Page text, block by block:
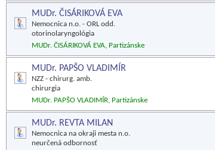
MUDr. ČISÁRIKOVÁ EVA
Nemocnica n.o. - ORL odd.
otorinolaryngológia
MUDr. ČISÁRIKOVÁ EVA, Partizánske
MUDr. PAPŠO VLADIMÍR
NZZ - chirurg. amb.
chirurgia
MUDr. PAPŠO VLADIMÍR, Partizánske
MUDr. REVTA MILAN
Nemocnica na okraji mesta n.o.
neurčená odbornosť